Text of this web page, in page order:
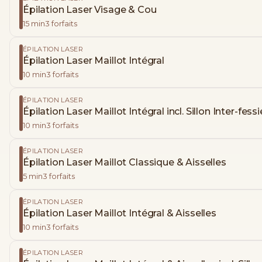
Épilation Laser Visage & Cou
15 min3 forfaits
ÉPILATION LASER
Épilation Laser Maillot Intégral
10 min3 forfaits
ÉPILATION LASER
Épilation Laser Maillot Intégral incl. Sillon Inter-
10 min3 forfaits
ÉPILATION LASER
Épilation Laser Maillot Classique & Aisselles
5 min3 forfaits
ÉPILATION LASER
Épilation Laser Maillot Intégral & Aisselles
10 min3 forfaits
ÉPILATION LASER